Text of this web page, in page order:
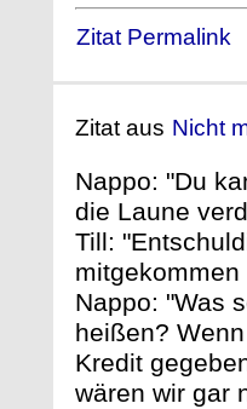
Zitat Permalink
Zitat aus Nicht
Nappo: "Du
die Laune
Till:
mitgekommen
Nappo: "Was
heißen?
Kredit
wären wir gar